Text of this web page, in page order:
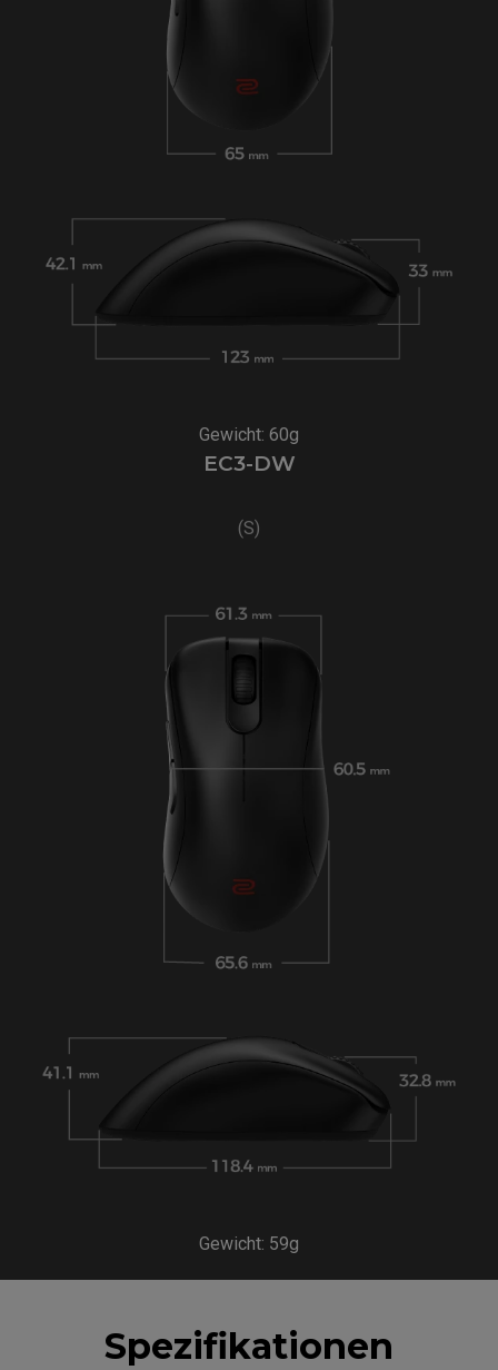
Gewicht: 60g
EC3-DW
(S)
Gewicht: 59g
Spezifikationen